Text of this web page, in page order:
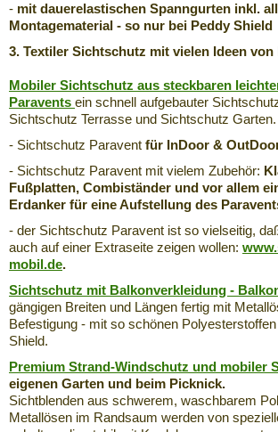
- mit dauerelastischen Spanngurten inkl.
Montagematerial - so nur bei Peddy Shield
3. Textiler Sichtschutz mit vielen Ideen von
Mobiler Sichtschutz aus steckbaren
Paravents ein schnell aufgebauter
Sichtschutz Terrasse und Sichtschutz Garten.
- Sichtschutz Paravent für InDoor &
- Sichtschutz Paravent mit vielem Zubehör:
Fußplatten, Combiständer und vor allem
Erdanker für eine Aufstellung des
- der Sichtschutz Paravent ist so vielseitig,
auch auf einer Extraseite zeigen wollen:
mobil.de.
Sichtschutz mit Balkonverkleidung -
gängigen Breiten und Längen fertig mit
Befestigung - mit so schönen
Shield.
Premium Strand-Windschutz und mobiler
eigenen Garten und beim Picknick.
Sichtblenden aus schwerem, waschbarem
Metallösen im Randsaum werden von